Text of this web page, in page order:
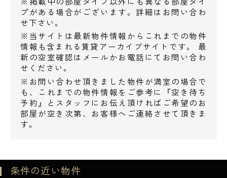
プがある場合がございます。詳細はお問い合わ
せ下さい。
※当サイトは最新物件情報からこれまでの物件
情報も含まれる賃貸アーカイブサイトです。 最
新の空室確認はメールかお電話にてお問い合わ
せください。
※お問い合わせ頂きました物件が満室の場合で
も、これまでの物件情報をご参考に『空き待ち
予約』とスタッフにお伝え頂ければご希望のお
部屋が空き次第、お客様へご連絡させて頂きま
す。
条件の近い物件
電話でお問い合わせ